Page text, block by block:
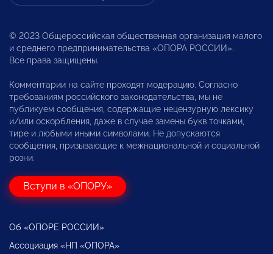
© 2023 Общероссийская общественная организация малого
и среднего предпринимательства «ОПОРА РОССИИ».
Все права защищены.
Комментарии на сайте проходят модерацию. Согласно
требованиям российского законодательства, мы не
публикуем сообщения, содержащие нецензурную лексику
и/или оскорбления, даже в случае замены букв точками,
тире и любыми иными символами. Не допускаются
сообщения, призывающие к межнациональной и социальной
розни.
Вступи в «ОПОРУ»
Об «ОПОРЕ РОССИИ»
Ассоциация «НП «ОПОРА»